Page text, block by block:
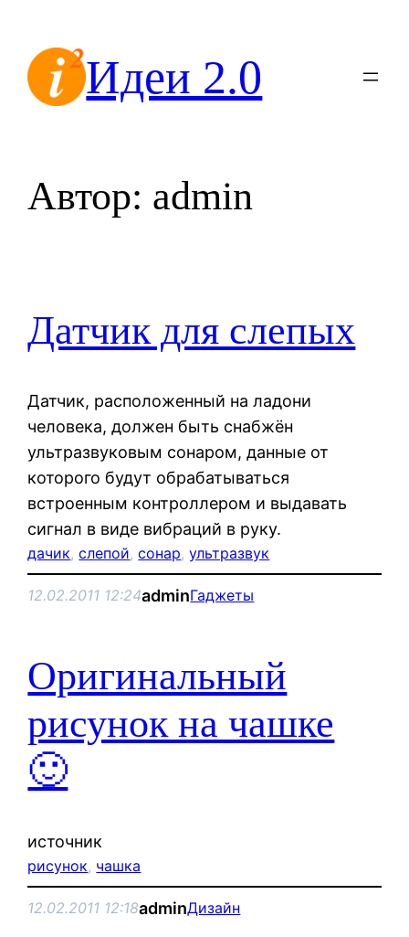
содержимомуИдеи 2.0
Автор: admin
Датчик для слепых
Датчик, расположенный на ладони
человека, должен быть снабжён
ультразвуковым сонаром, данные от
которого будут обрабатываться
встроенным контроллером и выдавать
сигнал в виде вибраций в руку.
дачик, слепой, сонар, ультразвук
12.02.2011 12:24adminГаджеты
Оригинальный
рисунок на чашке
🙂
источник
рисунок, чашка
12.02.2011 12:18adminДизайн